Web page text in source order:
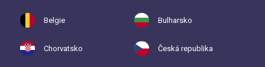
Belgie Bulharsko
Chorvatsko Česká republika